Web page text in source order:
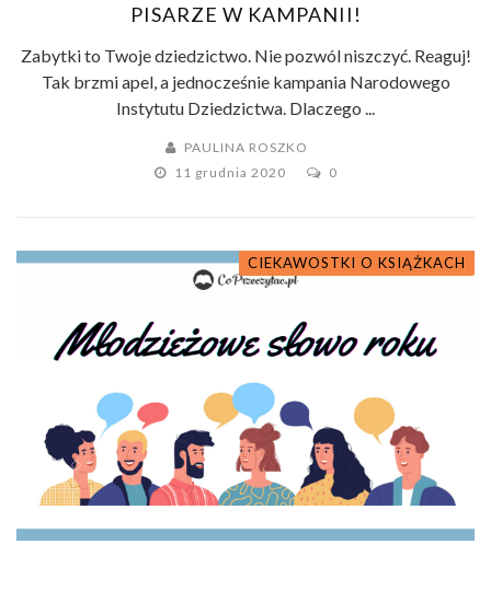
PISARZE W KAMPANII!
Zabytki to Twoje dziedzictwo. Nie pozwól niszczyć. Reaguj!
Tak brzmi apel, a jednocześnie kampania Narodowego
Instytutu Dziedzictwa. Dlaczego ...
PAULINA ROSZKO
11 grudnia 2020
0
CIEKAWOSTKI O KSIĄŻKACH